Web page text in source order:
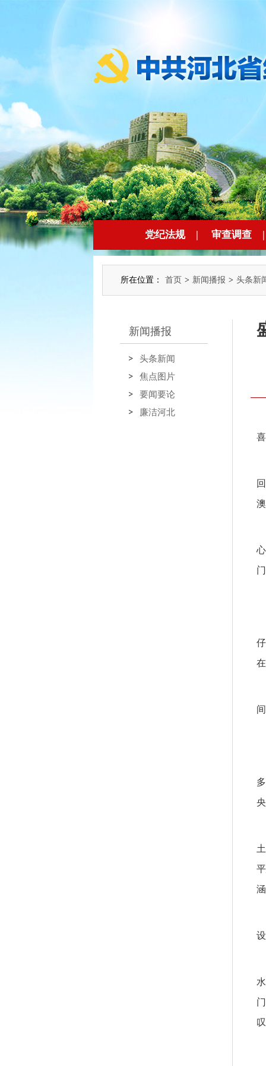
党纪法规 | 审查调查 |
所在位置： 首页 > 新闻播报 > 头条新
新闻播报
头条新闻
焦点图片
要闻要论
廉洁河北